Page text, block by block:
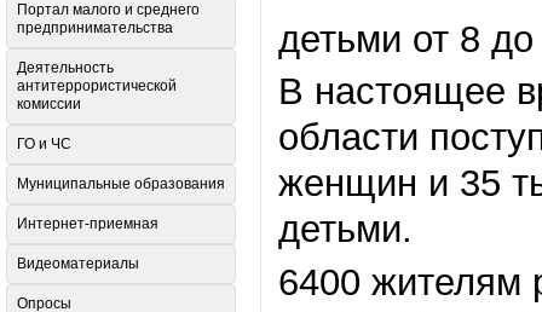
детьми от 8
В настоящее
области
женщин и 35
детьми.
6400 жителям
Портал малого и среднего
предпринимательства
Деятельность
антитеррористической
комиссии
ГО и ЧС
Муниципальные образования
Интернет-приемная
Видеоматериалы
Опросы